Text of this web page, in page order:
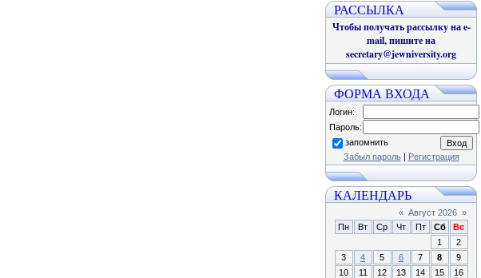
РАССЫЛКА
Чтобы получать рассылку на e-
mail, пишите на
secretary@jewniversity.org
ФОРМА ВХОДА
Логин:
Пароль:
запомнить
Забыл пароль| Регистрация
КАЛЕНДАРЬ
« Август 2026 »
Пн
Вт Ср Чт Пт Сб
Вс
1
2
3
4 5 6 7 8
9
10
11 12 13 14 15
16